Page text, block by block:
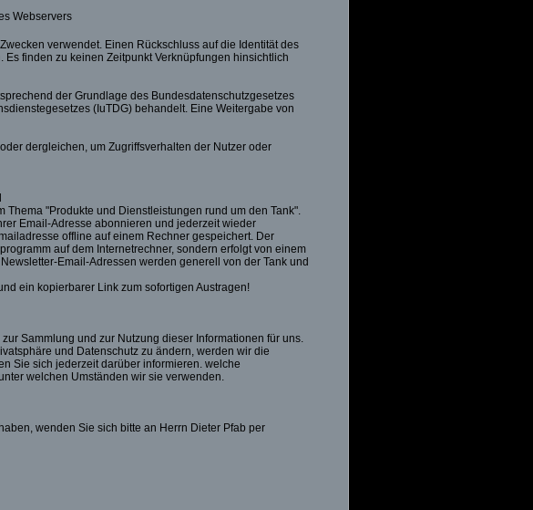
Webservers
verwendet. Einen Rückschluss auf die Identität des
finden zu keinen Zeitpunkt Verknüpfungen hinsichtlich
der Grundlage des Bundesdatenschutzgesetzes
(IuTDG) behandelt. Eine Weitergabe von
dergleichen, um Zugriffsverhalten der Nutzer oder
"Produkte und Dienstleistungen rund um den Tank".
Email-Adresse abonnieren und jederzeit wieder
offline auf einem Rechner gespeichert. Der
auf dem Internetrechner, sondern erfolgt von einem
Email-Adressen werden generell von der Tank und
ein kopierbarer Link zum sofortigen Austragen!
Sammlung und zur Nutzung dieser Informationen für uns.
und Datenschutz zu ändern, werden wir die
Sie sich jederzeit darüber informieren. welche
welchen Umständen wir sie verwenden.
wenden Sie sich bitte an Herrn Dieter Pfab per